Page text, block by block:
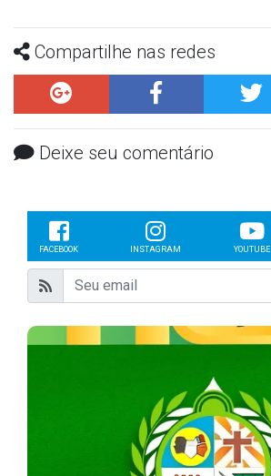
Compartilhe nas redes
Deixe seu comentário
FACEBOOK INSTAGRAM YOUTUBE